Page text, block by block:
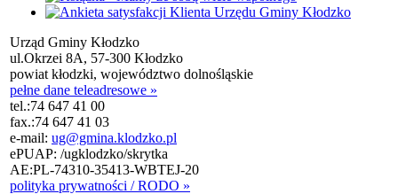
Urząd Gminy Kłodzko
ul.Okrzei 8A, 57-300 Kłodzko
powiat kłodzki, województwo dolnośląskie
pełne dane teleadresowe »
tel.:74 647 41 00
fax.:74 647 41 03
e-mail: ug@gmina.klodzko.pl
ePUAP: /ugklodzko/skrytka
AE:PL-74310-35413-WBTEJ-20
polityka prywatności / RODO »